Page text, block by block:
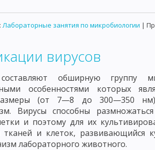
Лабораторные занятия по микробиологии |
вирусов
обширную группу
особенностями которых
(от 7—8 до 300—350
Вирусы способны
и поэтому для их
тканей и клеток, развивающийся
лабораторного животного.